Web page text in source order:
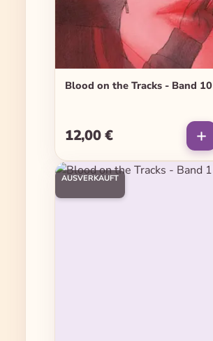
Blood on the Tracks - Band 10
Regulärer Preis:
12,00 €
AUSVERKAUFT